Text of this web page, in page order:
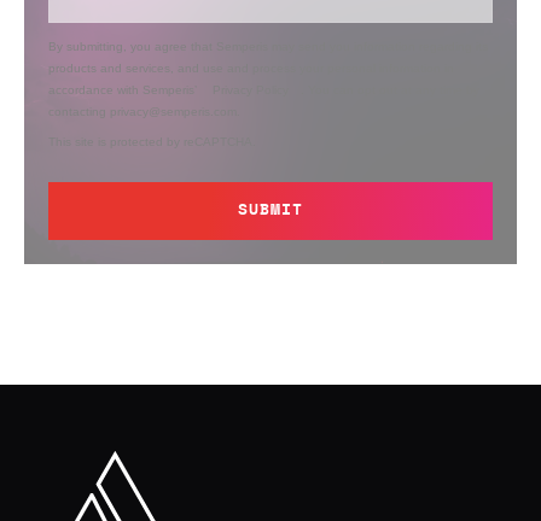
By submitting, you agree that Semperis may send you information regarding its
products and services, and use and process your personal information in
accordance with Semperis’
contacting privacy@semperis.com.
This site is protected by reCAPTCHA.
SUBMIT